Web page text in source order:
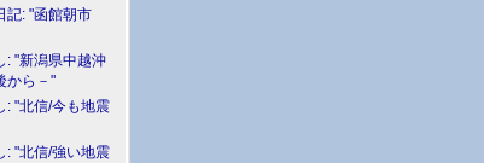
記: "函館朝市
"新潟県中越沖
から－"
"北信/今も地震
"北信/強い地震